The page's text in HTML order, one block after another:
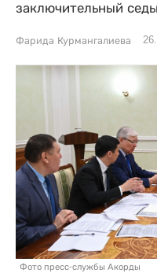
заключительный
Фарида Курмангалиева
Фото пресс-службы Акорды